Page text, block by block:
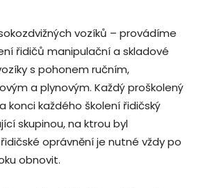
vozíků – provádíme
řidičů manipulační a skladové
s pohonem ručním,
a plynovým. Každý proškolený
konci každého školení řidičský
skupinou, na ktrou byl
oprávnění je nutné vždy po
obnovit.